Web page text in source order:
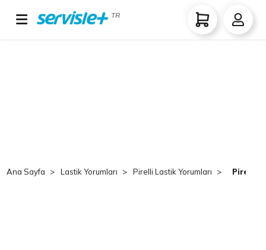
TR
Ana Sayfa Lastik Yorumları Pirelli Lastik Yorumları Pirelli